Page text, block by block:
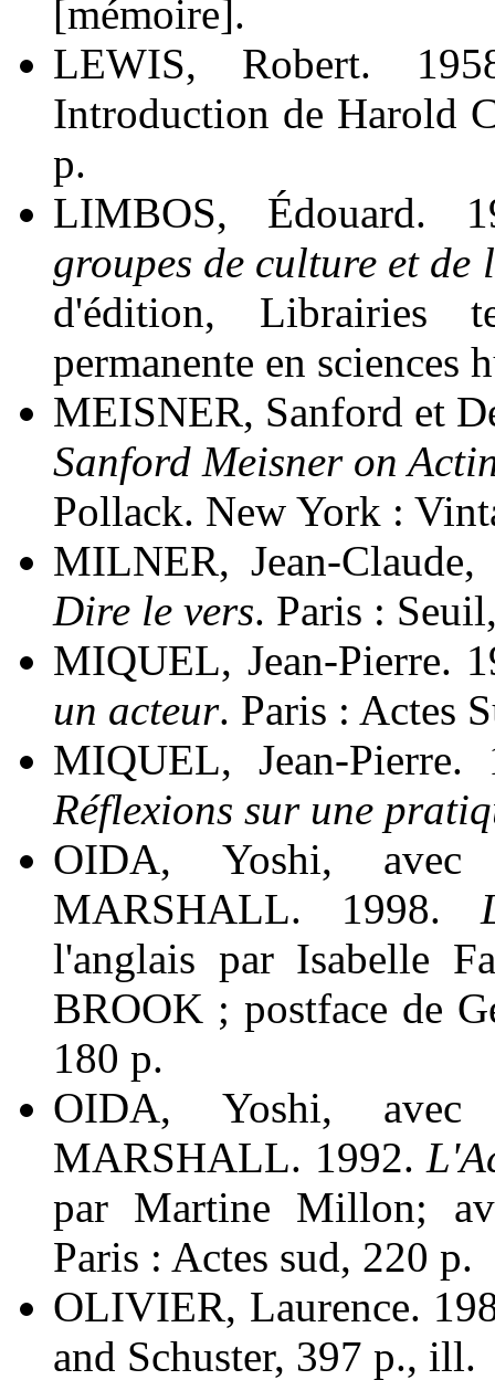
[mémoire].
LEWIS, Robert.
Introduction de Harold
p.
LIMBOS, Édouard.
groupes de culture et de
d'édition, Librairies
permanente en sciences
MEISNER, Sanford et
Sanford Meisner on
Pollack. New York :
MILNER, Jean-
Dire le vers. Paris :
MIQUEL, Jean-Pierre.
un acteur. Paris : Actes
MIQUEL, Jean-
Réflexions sur une
OIDA, Yoshi,
MARSHALL. 1998.
l'anglais par Isabelle
BROOK ; postface de
180 p.
OIDA, Yoshi,
MARSHALL. 1992.
par Martine Millon;
Paris : Actes sud, 220 p.
OLIVIER, Laurence.
and Schuster, 397 p., ill.